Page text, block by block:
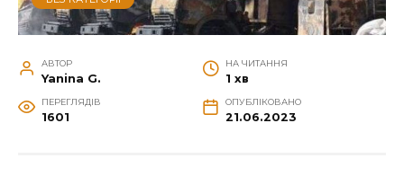
АВТОР
Yanina G.
НА ЧИТАННЯ
1 хв
ПЕРЕГЛЯДІВ
1601
ОПУБЛІКОВАНО
21.06.2023